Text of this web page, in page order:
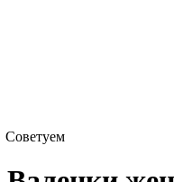
Советуем